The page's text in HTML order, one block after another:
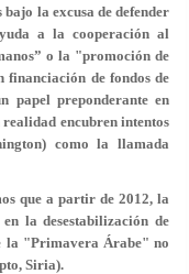
la excusa de defender
a la cooperación al
o la "promoción de
financiación de fondos de
papel preponderante en
realidad encubren intentos
como la llamada
que a partir de 2012, la
la desestabilización de
la "Primavera Árabe" no
Siria).